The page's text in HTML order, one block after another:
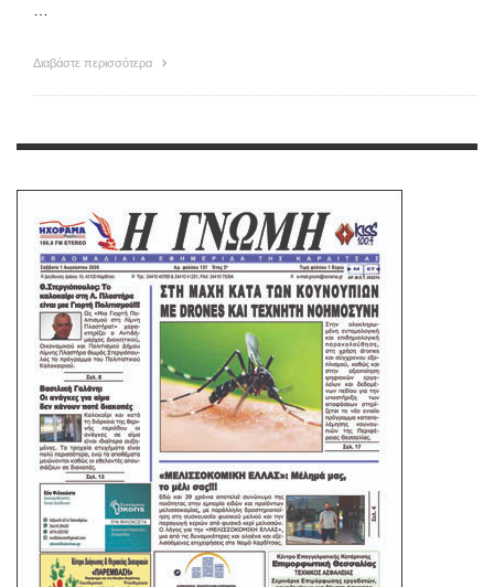
…
Διαβάστε περισσότερα